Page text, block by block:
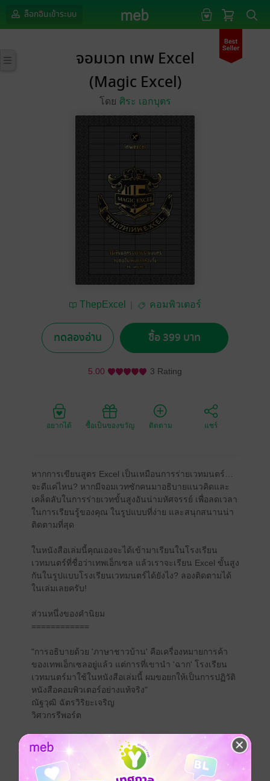
ล็อกอินเข้าระบบ
จอมเวท เทพ Excel
(Magic Excel)
โดย ศิระ เอกบุตร
ThepExcel คอมพิวเตอร์
ทดลองอ่าน ซื้อ 399 บาท
5.00 3 Rating
อยากได้ ซื้อเป็นของขวัญ ติดตาม แชร์
หากการเขียนสูตร Excel เป็นเหมือนการร่ายเวทมนตร์…
จะดีแค่ไหน? หากมีจอมเวทซักคนมาอธิบายแนวคิดและ
เคล็ดลับในการร่ายเวทขั้นสูงอันน่ามหัศจรรย์ เพื่อลดเวลา
ในการเรียนรู้ของคุณ ในรูปแบบที่ง่าย และสนุกสนานน่า
ติดตามที่สุด
ในหนังสือเล่มนี้คุณเองจะได้เข้ามาเรียนในโรงเรียน
เวทมนตร์ที่ชื่อว่าเทพเอ็กเซล แล้วเราจะเรียน Excel ขั้นสูง
กันในรูปแบบโรงเรียนเวทมนตร์ได้ยังไง? ลองติดตามได้
ในเล่มเลยครับ!
ส่วนหนึ่งของคำนิยม
============
"การอธิบายด้วย 'ภาษาชาวบ้าน' คือเครื่องหมายการค้า
ของเทพเอ็กเซลอยู่แล้ว แต่การที่เขานำ 'ฉาก' โรงเรียน
เวทมนตร์มาใช้ในหนังสือเล่มนี้ ผมขอยกให้เป็นการปฏิวัติ
หนังสือคอมพิวเตอร์อย่างแท้จริง"
ณัฐวุฒิ ฉัตรวิริยะเจริญ
วิศวกรรีพอร์ต
"ทันทีที่เห็นคุณศิระเปรียบการใช้ Excel เหมือนกับการ
'ร่ายเวท' นั้น ผมเห็นด้วยอย่างมาก หลายๆ ครั้งที่เรา
ทำงานที่คนทั่วไปใช้เวลาเป็นวันๆ ให้สำเร็จด้วย Excel ใน
เวลาเพียงไม่กี่นาทีนั้น มันราวกับเรามีเวทมนตร์จริงๆ"